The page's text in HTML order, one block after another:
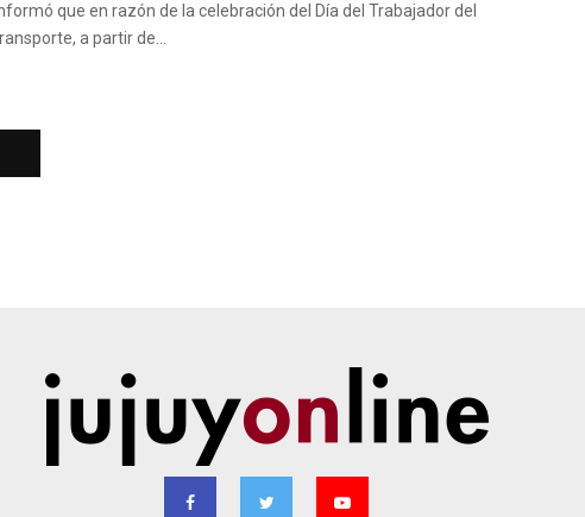
que en razón de la celebración del Día del Trabajador del
a partir de...